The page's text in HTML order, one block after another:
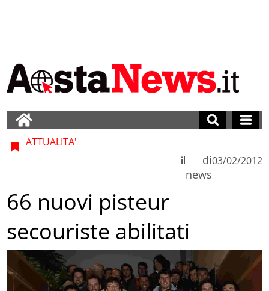
ATTUALITA'
di
news
il 03/02/2012
66 nuovi pisteur
secouriste abilitati